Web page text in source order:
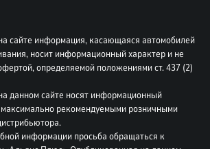
сайте информация, касающаяся автомобилей
носит информационный характер и не
определяемой положениями ст. 437 (2)
данном сайте носят информационный
рекомендуемыми розничными
информации просьба обращаться к